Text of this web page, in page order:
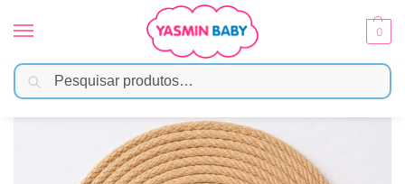
0
Início Moda Bebê / Meias e Acessórios